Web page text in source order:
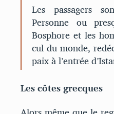
Les passagers
Personne ou
Bosphore et les
cul du monde,
paix à l’entrée
Les côtes grecques